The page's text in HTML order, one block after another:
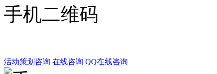
手机二维码
活动策划咨询 在线咨询 QQ在线咨询